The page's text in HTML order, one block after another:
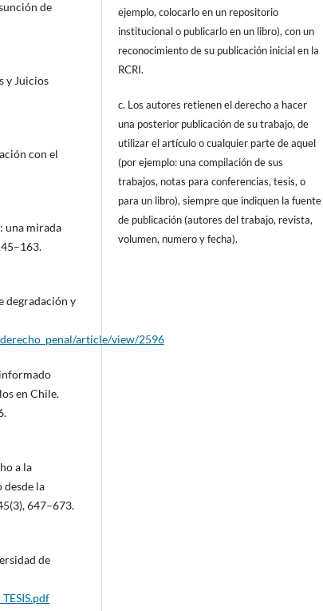
de
y Juicios
con el
una mirada
degradación y
article/view/2596
en Chile.
a la
la
647–673.
de
ejemplo, colocarlo en un repositorio
institucional o publicarlo en un libro), con un
reconocimiento de su publicación inicial en la
RCRI.
c. Los autores retienen el derecho a hacer
una posterior publicación de su trabajo, de
utilizar el artículo o cualquier parte de aquel
(por ejemplo: una compilación de sus
trabajos, notas para conferencias, tesis, o
para un libro), siempre que indiquen la fuente
de publicación (autores del trabajo, revista,
volumen, numero y fecha).